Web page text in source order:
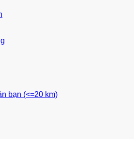
bạn (<=20 km)